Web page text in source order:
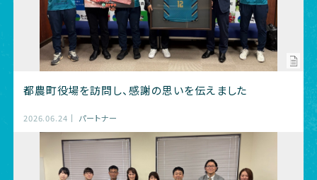
都農町役場を訪問し、感謝の思いを伝えました
2026.06.24 パートナー